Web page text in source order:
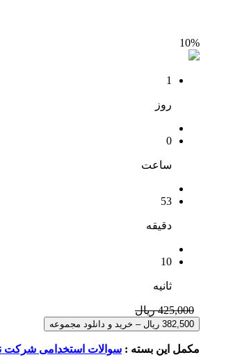
10%
1
روز
0
ساعت
53
دقیقه
10
ثانیه
425,000 ریال
382,500 ریال – خرید و دانلود مجموعه
مکمل این بسته : سوالات استخدامی شرکت